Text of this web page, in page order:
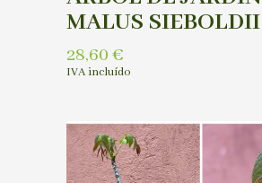
MALUS SIEBOLDII
28,60 €
IVA incluído